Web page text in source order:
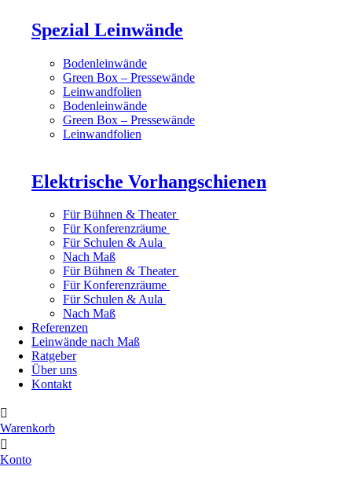
Spezial Leinwände
Bodenleinwände
Green Box – Pressewände
Leinwandfolien
Bodenleinwände
Green Box – Pressewände
Leinwandfolien
Elektrische Vorhangschienen
Für Bühnen & Theater
Für Konferenzräume
Für Schulen & Aula
Nach Maß
Für Bühnen & Theater
Für Konferenzräume
Für Schulen & Aula
Nach Maß
Referenzen
Leinwände nach Maß
Ratgeber
Über uns
Kontakt
Warenkorb
Konto